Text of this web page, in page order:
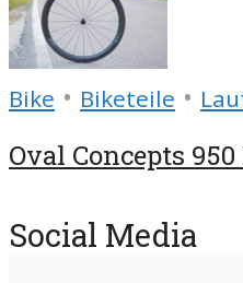
Bike • Biketeile •
Oval Concepts
Social Media